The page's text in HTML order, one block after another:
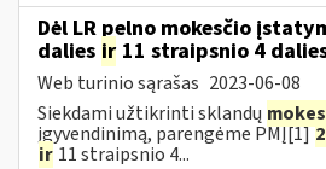
Dėl LR pelno mokesčio
dalies ir 11 straipsnio 4
Web turinio sąrašas 2023-06-08
Siekdami užtikrinti sklandų
įgyvendinimą, parengėme PMĮ[1]2
ir 11 straipsnio 4...